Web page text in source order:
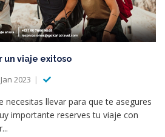
un viaje exitoso
2023
necesitas llevar para que te asegures
importante reserves tu viaje con